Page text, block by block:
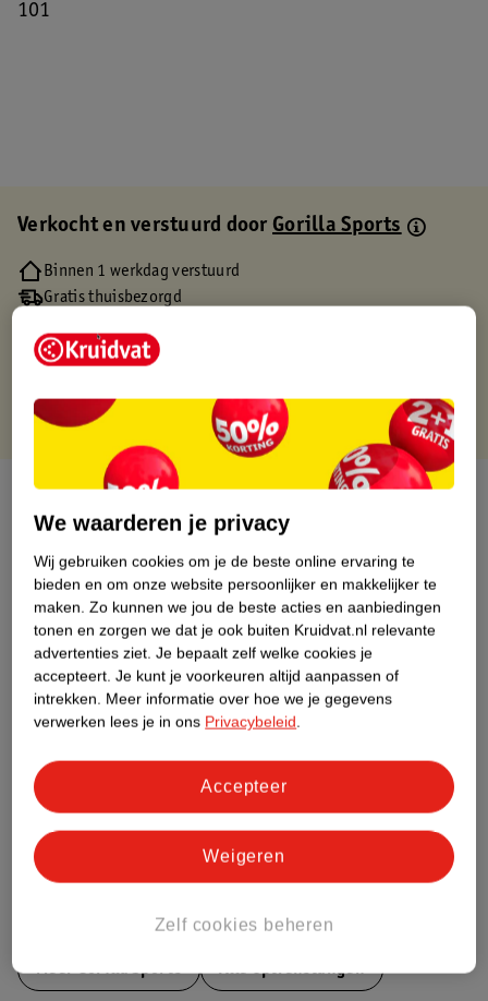
101
Verkocht en verstuurd doorGorilla Sports
Binnen 1 werkdag verstuurd
Gratis thuisbezorgd
Gratis punten met je Kruidvat kaart
Over dit product
Etiketinformatie
Nature Impact Score
Dit product heeft (nog) geen Nature
Impact Score.
Bestel & Bezorginformatie
MeerGorilla Sports Alle Optrekstangen
We waarderen je privacy
Wij gebruiken cookies om je de beste online ervaring te
bieden en om onze website persoonlijker en makkelijker te
maken. Zo kunnen we jou de beste acties en aanbiedingen
tonen en zorgen we dat je ook buiten Kruidvat.nl relevante
advertenties ziet. Je bepaalt zelf welke cookies je
accepteert. Je kunt je voorkeuren altijd aanpassen of
intrekken. Meer informatie over hoe we je gegevens
verwerken lees je in ons Privacybeleid.
Zelf cookies beheren
Weigeren
Accepteer